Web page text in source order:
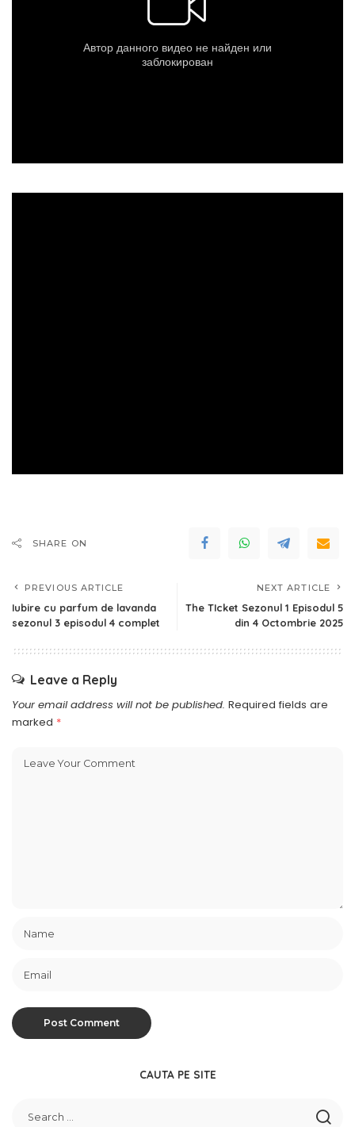
SHARE ON
PREVIOUS ARTICLE
Iubire cu parfum de lavanda
sezonul 3 episodul 4 complet
NEXT ARTICLE
The TIcket Sezonul 1 Episodul 5
din 4 Octombrie 2025
Leave a Reply
Your email address will not be published. Required fields are
marked *
CAUTA PE SITE